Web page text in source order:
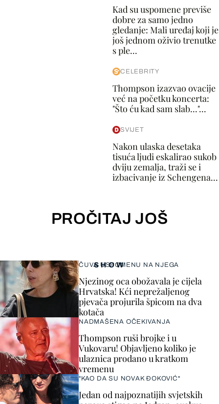
Kad su uspomene previše
dobre za samo jedno
gledanje: Mali uređaj koji je
još jednom oživio trenutke
s ple...
CELEBRITY
Thompson izazvao ovacije
već na početku koncerta:
"Što ću kad sam slab..."...
SVIJET
Nakon ulaska desetaka
tisuća ljudi eskalirao sukob
dviju zemalja, traži se i
izbacivanje iz Schengena...
PROČITAJ JOŠ
SHOW
ČUVA USPOMENU NA NJEGA
Njezinog oca obožavala je cijela
Hrvatska! Kći neprežaljenog
pjevača projurila špicom na dva
kotača
NADMAŠENA OČEKIVANJA
Thompson ruši brojke i u
Vukovaru! Objavljeno koliko je
ulaznica prodano u kratkom
vremenu
"KAO DA SU NOVAK ĐOKOVIĆ"
Jedan od najpoznatijih svjetskih